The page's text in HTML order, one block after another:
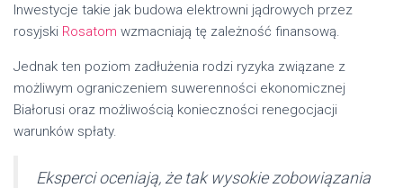
Inwestycje takie jak budowa elektrowni jądrowych przez
rosyjski Rosatom wzmacniają tę zależność finansową.
Jednak ten poziom zadłużenia rodzi ryzyka związane z
możliwym ograniczeniem suwerenności ekonomicznej
Białorusi oraz możliwością konieczności renegocjacji
warunków spłaty.
Eksperci oceniają, że tak wysokie zobowiązania